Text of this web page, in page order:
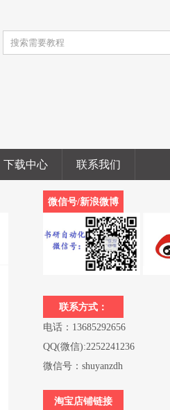
下载中心 联系我们
微信号/新浪微博
联系方式：
电话：13685292656
QQ(微信):2252241236
微信号：shuyanzdh
淘宝店铺链接